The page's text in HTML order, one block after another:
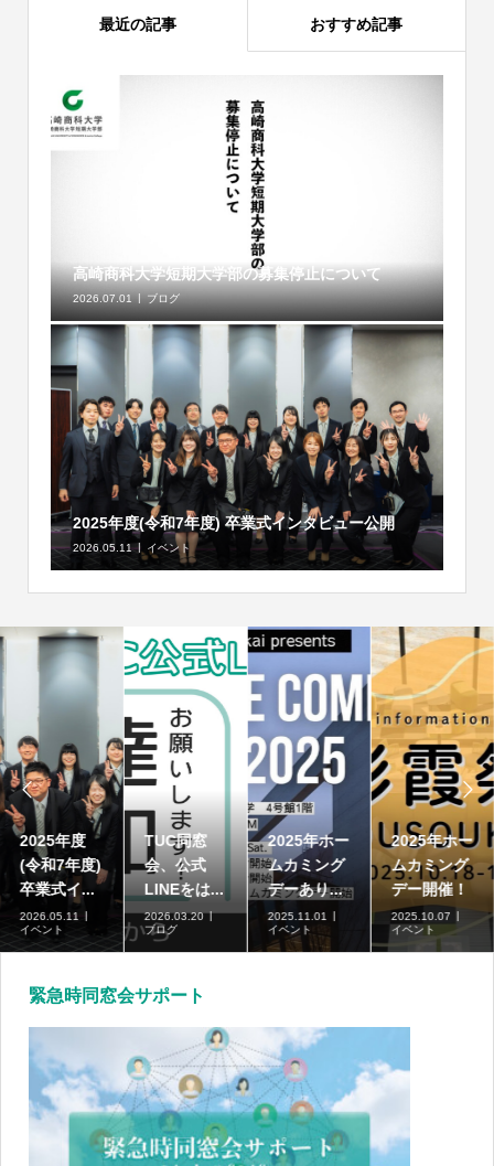
最近の記事 おすすめ記事
高崎商科大学短期大学部の募集停止について
2026.07.01 ブログ
2025年度(令和7年度) 卒業式インタビュー公開
2026.05.11 イベント

2025年度
(令和7年度)
卒業式イ...
2026.05.11
イベント
TUC同窓
会、公式
LINEをは...
2026.03.20
ブログ
2025年ホー
ムカミング
デーあり...
2025.11.01
イベント
2025年ホー
ムカミング
デー開催！
2025.10.07
イベント

緊急時同窓会サポート